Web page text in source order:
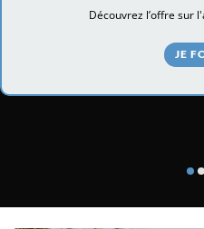
Découvrez l’offre sur
JE